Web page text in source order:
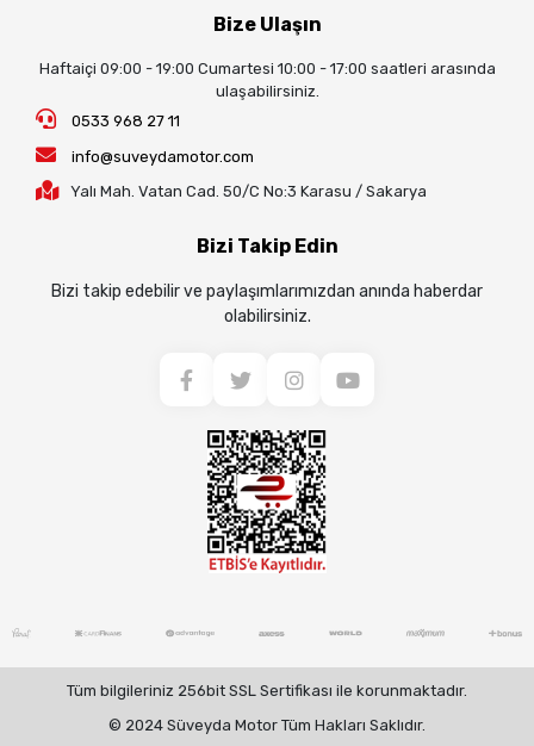
Bize Ulaşın
Haftaiçi 09:00 - 19:00 Cumartesi 10:00 - 17:00 saatleri arasında
ulaşabilirsiniz.
0533 968 27 11
info@suveydamotor.com
Yalı Mah. Vatan Cad. 50/C No:3 Karasu / Sakarya
Bizi Takip Edin
Bizi takip edebilir ve paylaşımlarımızdan anında haberdar
olabilirsiniz.
Tüm bilgileriniz 256bit SSL Sertifikası ile korunmaktadır.
© 2024 Süveyda Motor Tüm Hakları Saklıdır.